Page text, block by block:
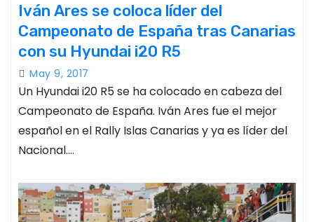
Iván Ares se coloca líder del
Campeonato de España tras Canarias
con su Hyundai i20 R5
May 9, 2017
Un Hyundai i20 R5 se ha colocado en cabeza del
Campeonato de España. Iván Ares fue el mejor
español en el Rally Islas Canarias y ya es líder del
Nacional.…